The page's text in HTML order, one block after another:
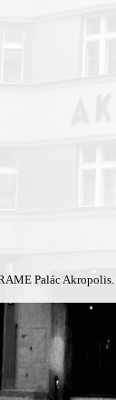
Palác Akropolis.